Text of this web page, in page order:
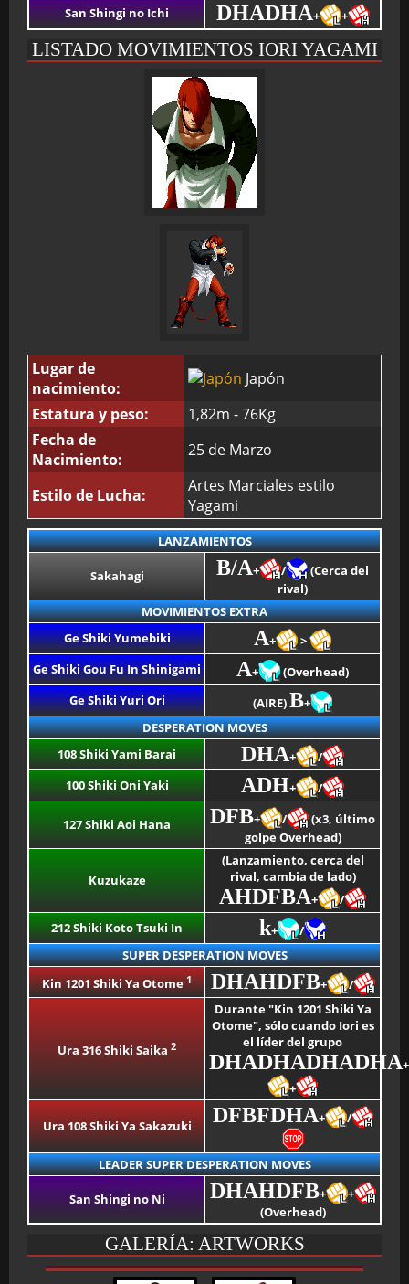
San Shingi no Ichi
DHADHA+ +
LISTADO MOVIMIENTOS IORI YAGAMI
Lugar de
nacimiento:
Japón
Estatura y peso:
1,82m - 76Kg
Fecha de
Nacimiento:
25 de Marzo
Estilo de Lucha:
Artes Marciales estilo
Yagami
LANZAMIENTOS
Sakahagi B/A+ /
(Cerca del
rival)
MOVIMIENTOS EXTRA
Ge Shiki Yumebiki
A+
>
Ge Shiki Gou Fu In Shinigami
A+
(Overhead)
Ge Shiki Yuri Ori
(AIRE)B+
DESPERATION MOVES
108 Shiki Yami Barai
DHA+
/
100 Shiki Oni Yaki
ADH+ /
127 Shiki Aoi Hana DFB+ /
(x3, último
golpe Overhead)
Kuzukaze
(Lanzamiento, cerca del
rival, cambia de lado)
AHDFBA+
/
212 Shiki Koto Tsuki In
k+
/
SUPER DESPERATION MOVES
Kin 1201 Shiki Ya Otome1 DHAHDFB+ /
Ura 316 Shiki Saika 2
Durante "Kin 1201 Shiki Ya
Otome", sólo cuando Iori es
el líder del grupo
DHADHADHADHA+
+
Ura 108 Shiki Ya Sakazuki DFBFDHA+ /
LEADER SUPER DESPERATION MOVES
San Shingi no Ni DHAHDFB+
+
(Overhead)
GALERÍA: ARTWORKS